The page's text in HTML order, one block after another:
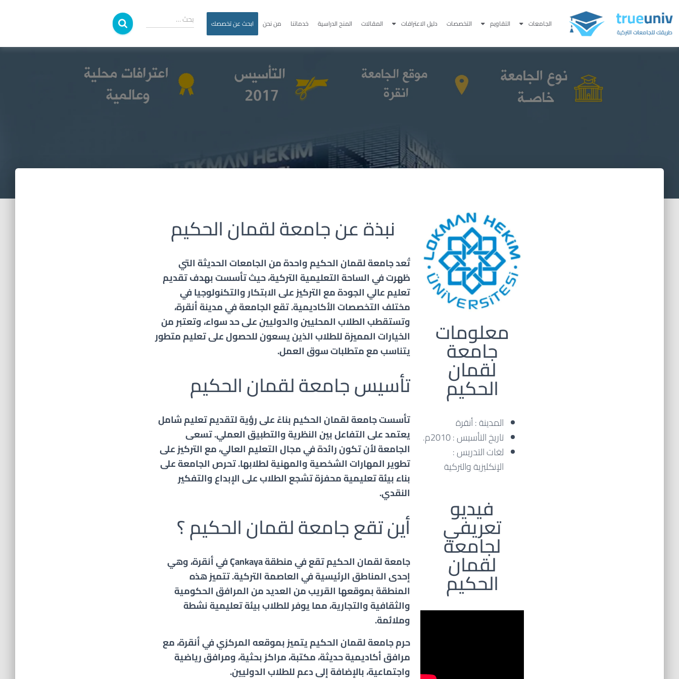
الجامعات التقاويم التخصصات دليل الاعترافات المقالات المنح الدراسية خدماتنا من نحن ابحث عن تخصصك بحث …
معلومات
جامعة
لقمان
الحكيم
المدينة : أنقرة
تاريخ التأسيس : 2010م.
لغات التدريس :
الإنكليزية والتركية
فيديو
تعريفي
لجامعة
لقمان
الحكيم
نبذة عن جامعة لقمان الحكيم
تُعد جامعة لقمان الحكيم واحدة من الجامعات الحديثة التي
ظهرت في الساحة التعليمية التركية، حيث تأسست بهدف تقديم
تعليم عالي الجودة مع التركيز على الابتكار والتكنولوجيا في
مختلف التخصصات الأكاديمية. تقع الجامعة في مدينة أنقرة،
وتستقطب الطلاب المحليين والدوليين على حد سواء، وتعتبر من
الخيارات المميزة للطلاب الذين يسعون للحصول على تعليم متطور
يتناسب مع متطلبات سوق العمل.
تأسيس جامعة لقمان الحكيم
تأسست جامعة لقمان الحكيم بناءً على رؤية لتقديم تعليم شامل
يعتمد على التفاعل بين النظرية والتطبيق العملي. تسعى
الجامعة لأن تكون رائدة في مجال التعليم العالي، مع التركيز على
تطوير المهارات الشخصية والمهنية لطلابها. تحرص الجامعة على
بناء بيئة تعليمية محفزة تشجع الطلاب على الإبداع والتفكير
النقدي.
أين تقع جامعة لقمان الحكيم ​؟
جامعةلقمان الحكيمتقع في منطقةÇankayaفيأنقرة، وهي
إحدى المناطق الرئيسية في العاصمة التركية. تتميز هذه
المنطقة بموقعها القريب من العديد من المرافق الحكومية
والثقافية والتجارية، مما يوفر للطلاب بيئة تعليمية نشطة
وملائمة.
حرم جامعة لقمان الحكيم يتميز بموقعه المركزي في أنقرة، مع
مرافق أكاديمية حديثة، مكتبة، مراكز بحثية، ومرافق رياضية
واجتماعية، بالإضافة إلى دعم للطلاب الدوليين.